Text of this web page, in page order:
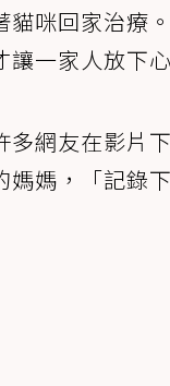
貓咪回家治療
一家人放下
多網友在影片
媽，「記錄